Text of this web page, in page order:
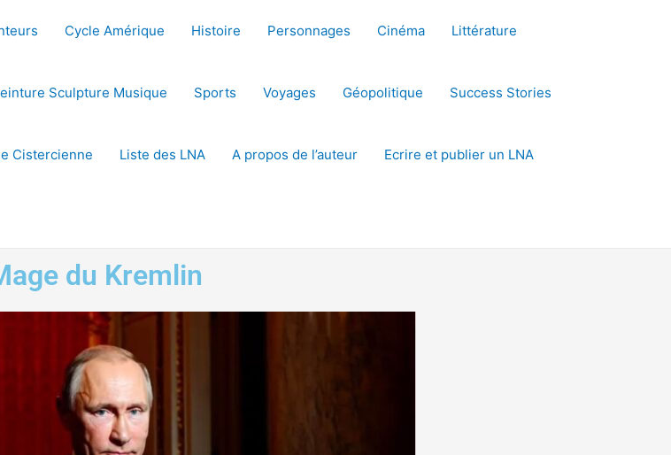
Cycle Amérique Histoire Personnages Cinéma Littérature
Sculpture Musique Sports Voyages Géopolitique Success Stories
Cistercienne Liste des LNA A propos de l’auteur Ecrire et publier un LNA
du Kremlin